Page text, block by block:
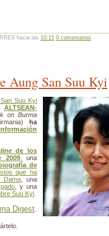
hacia las 10:15 0 comentarios
Aung San Suu Kyi
Suu Kyi
ALTSEAN-
on Burma
ha
de los
2009, una
biografía de
que ha
Dama, una
, y una
Suu Kyi
Digest.